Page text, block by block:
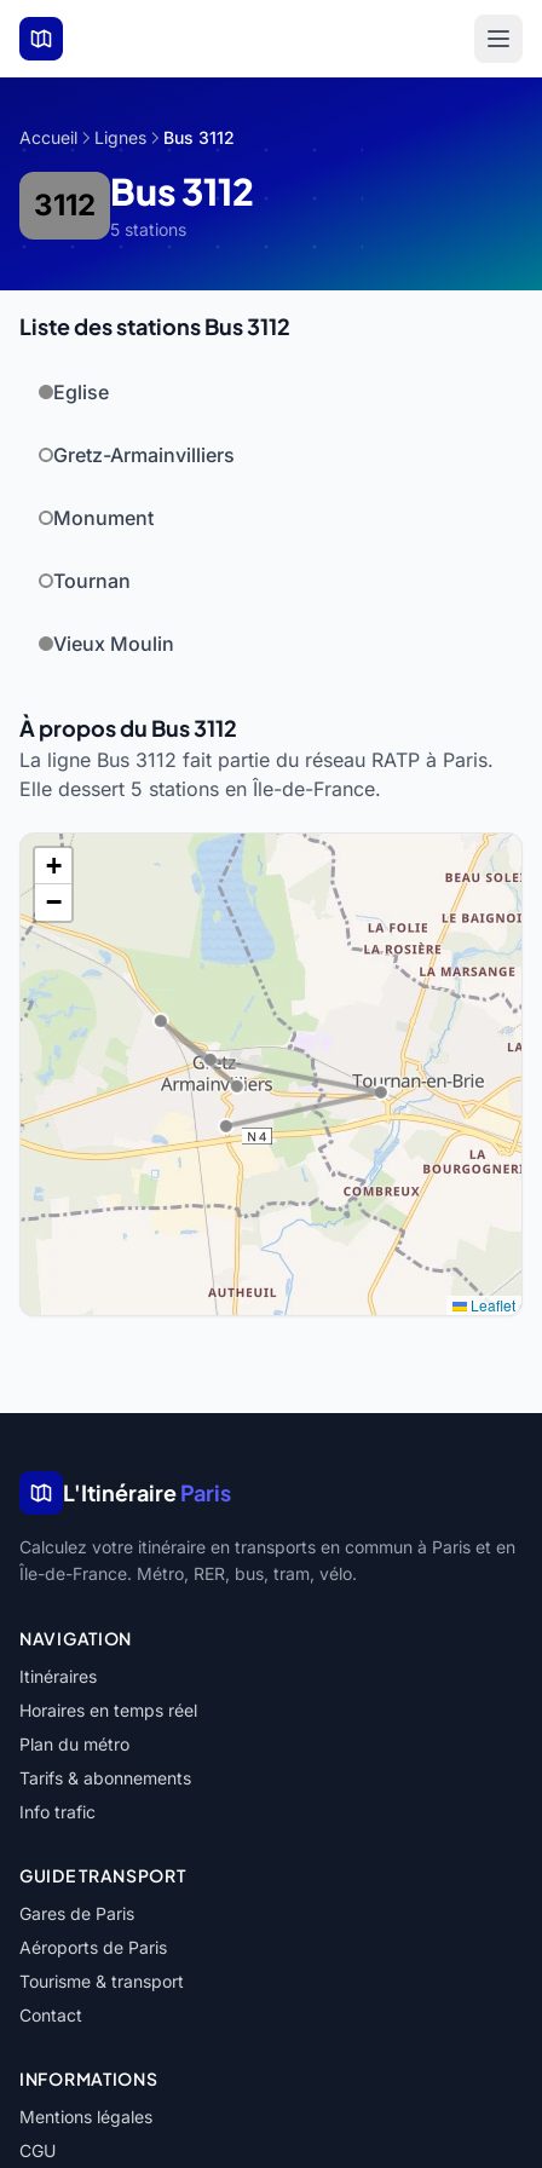
Aller au contenu principal
Accueil Lignes Bus 3112
3112 Bus 3112
5 stations
Liste des stations Bus 3112
Eglise
Gretz-Armainvilliers
Monument
Tournan
Vieux Moulin
À propos du Bus 3112
La ligne Bus 3112 fait partie du réseau RATP à Paris.
Elle dessert 5 stations en Île-de-France.
+
−
Leaflet
L'ItinéraireParis
Calculez votre itinéraire en transports en commun à Paris et en
Île-de-France. Métro, RER, bus, tram, vélo.
NAVIGATION
Itinéraires
Horaires en temps réel
Plan du métro
Tarifs & abonnements
Info trafic
GUIDE TRANSPORT
Gares de Paris
Aéroports de Paris
Tourisme & transport
Contact
INFORMATIONS
Mentions légales
CGU